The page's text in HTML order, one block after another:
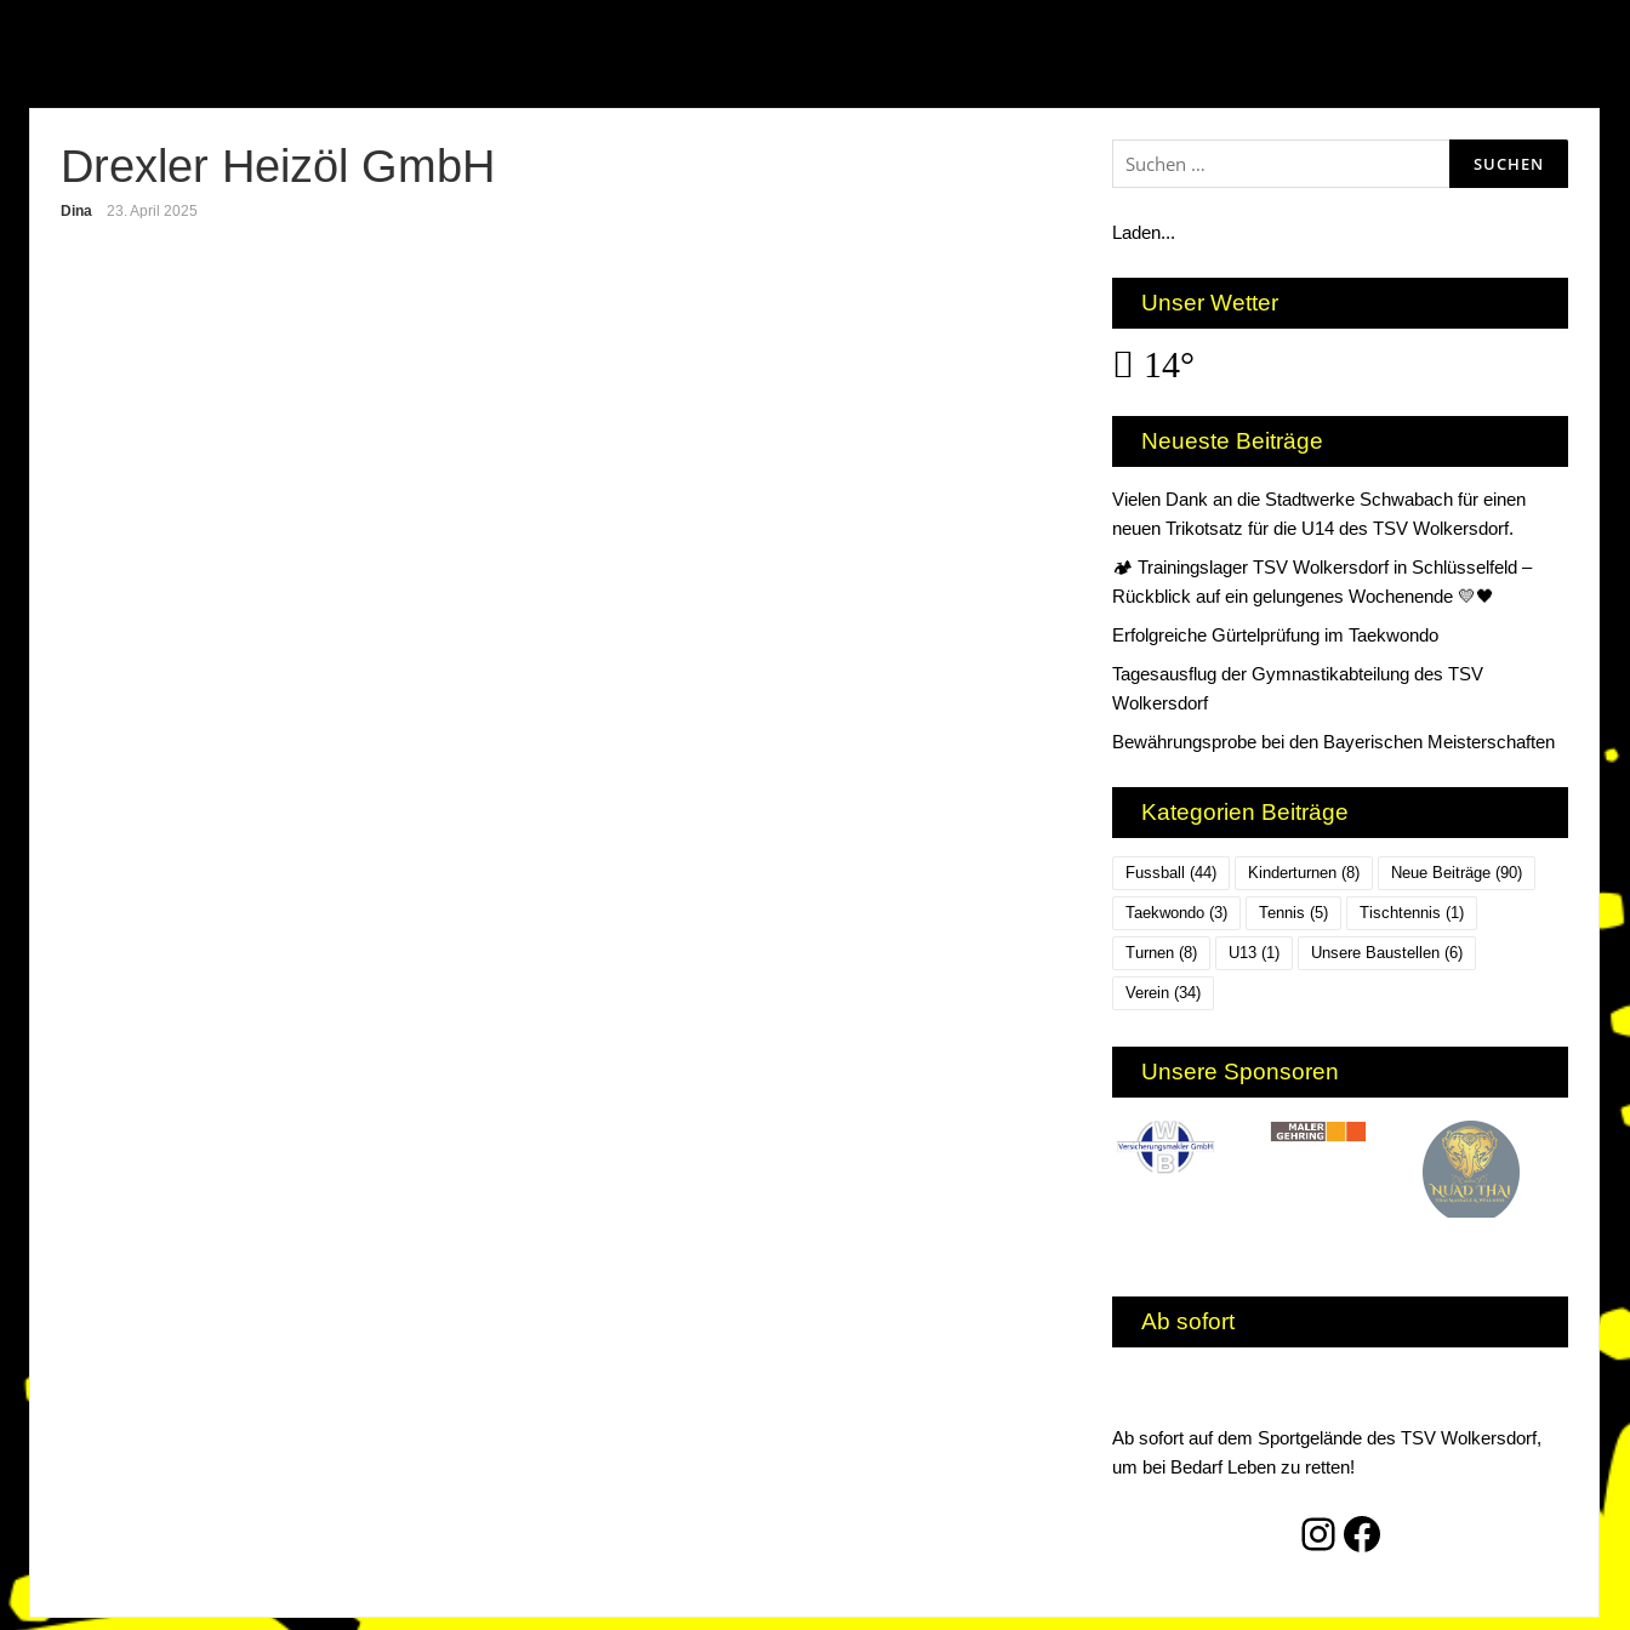
Drexler Heizöl GmbH
Dina 23. April 2025
Suchen
nach:
Laden...
Unser Wetter
14°
Neueste Beiträge
Vielen Dank an die Stadtwerke Schwabach für einen
neuen Trikotsatz für die U14 des TSV Wolkersdorf.
🏕️ Trainingslager TSV Wolkersdorf in Schlüsselfeld –
Rückblick auf ein gelungenes Wochenende 💛🖤
Erfolgreiche Gürtelprüfung im Taekwondo
Tagesausflug der Gymnastikabteilung des TSV
Wolkersdorf
Bewährungsprobe bei den Bayerischen Meisterschaften
Kategorien Beiträge
Fussball (44) Kinderturnen (8) Neue Beiträge (90)
Taekwondo (3) Tennis (5) Tischtennis (1)
Turnen (8) U13 (1) Unsere Baustellen (6)
Verein (34)
Unsere Sponsoren
Ab sofort
Ab sofort auf dem Sportgelände des TSV Wolkersdorf,
um bei Bedarf Leben zu retten!
Instagram
Facebook